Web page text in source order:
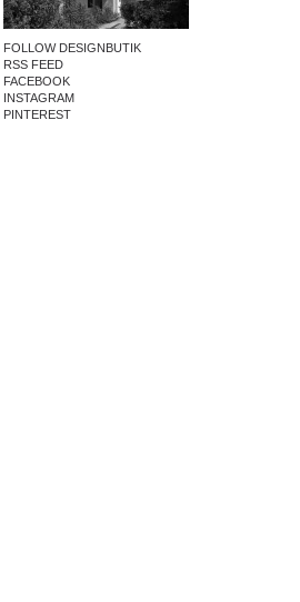
FOLLOW DESIGNBUTIK
RSS FEED
FACEBOOK
INSTAGRAM
PINTEREST